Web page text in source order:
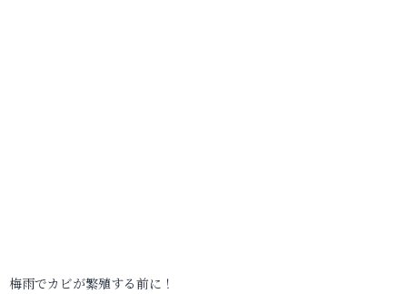
梅雨でカビが繁殖する前に！